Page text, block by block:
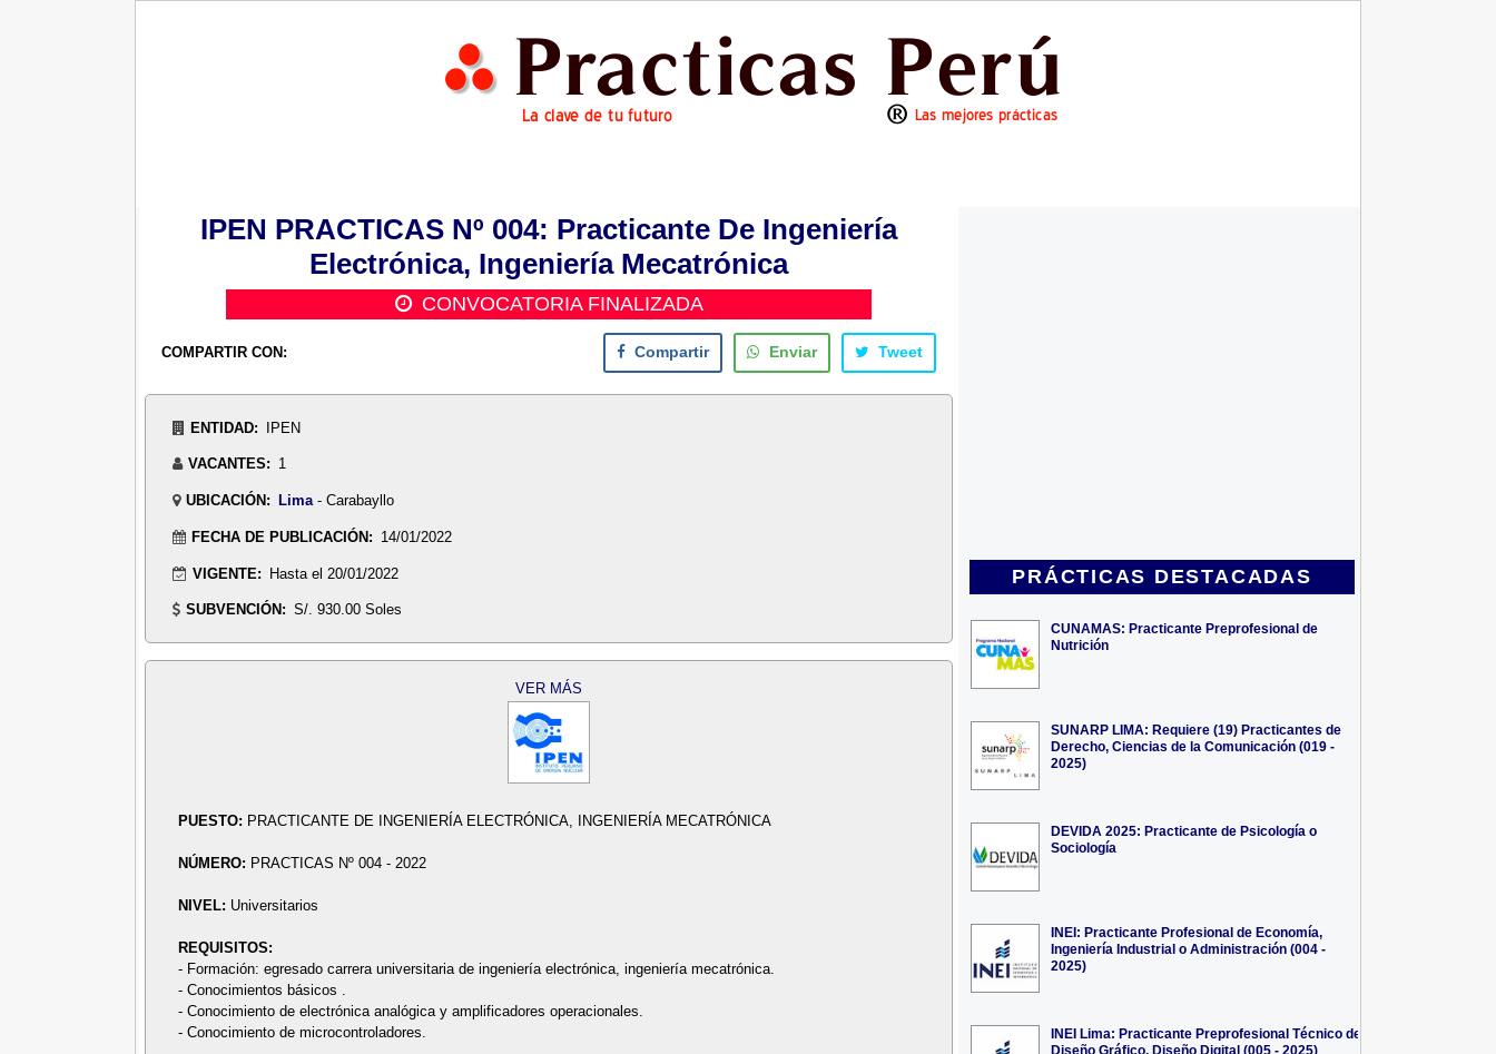
PRÁCTICAS DESTACADAS
CUNAMAS: Practicante Preprofesional de
Nutrición
SUNARP LIMA: Requiere (19) Practicantes de
Derecho, Ciencias de la Comunicación (019 -
2025)
DEVIDA 2025: Practicante de Psicología o
Sociología
INEI: Practicante Profesional de Economía,
Ingeniería Industrial o Administración (004 -
2025)
INEI Lima: Practicante Preprofesional Técnico de
Diseño Gráfico, Diseño Digital (005 - 2025)
IPEN PRACTICAS Nº 004: Practicante De Ingeniería
Electrónica, Ingeniería Mecatrónica
CONVOCATORIA FINALIZADA
COMPARTIR CON: Compartir Enviar Tweet
ENTIDAD: IPEN
VACANTES: 1
UBICACIÓN: Lima- Carabayllo
FECHA DE PUBLICACIÓN: 14/01/2022
VIGENTE: Hasta el 20/01/2022
SUBVENCIÓN: S/. 930.00 Soles
VER MÁS
PUESTO: PRACTICANTE DE INGENIERÍA ELECTRÓNICA, INGENIERÍA MECATRÓNICA
NÚMERO: PRACTICAS Nº 004 - 2022
NIVEL: Universitarios
REQUISITOS:
- Formación: egresado carrera universitaria de ingeniería electrónica, ingeniería mecatrónica.
- Conocimientos básicos .
- Conocimiento de electrónica analógica y amplificadores operacionales.
- Conocimiento de microcontroladores.